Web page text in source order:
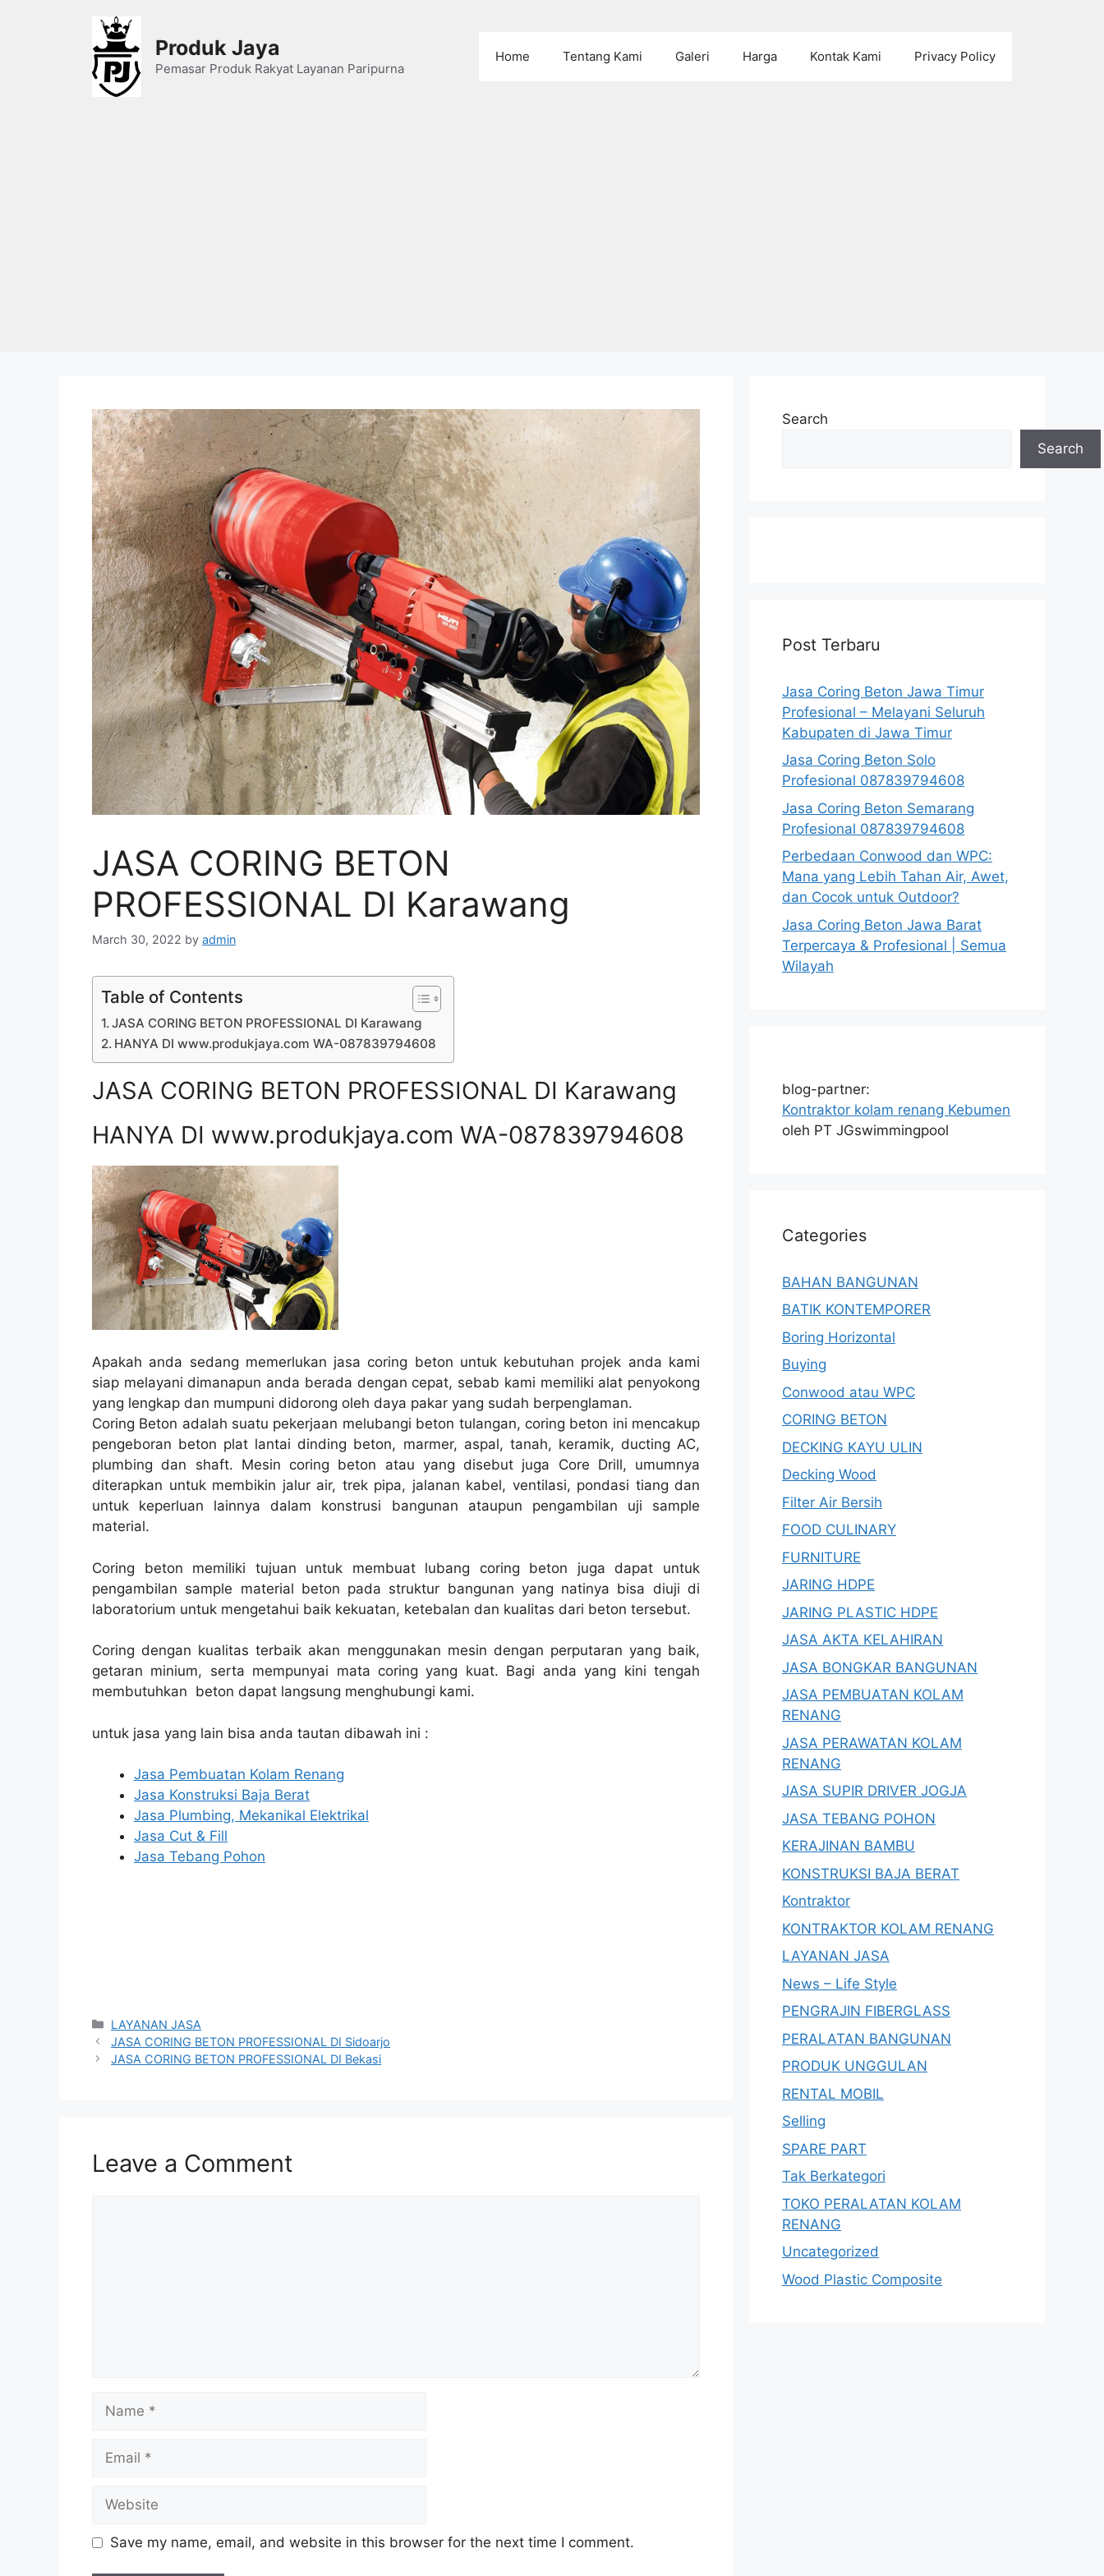
Produk Jaya
Pemasar Produk Rakyat Layanan Paripurna
Home Tentang Kami Galeri Harga Kontak Kami Privacy Policy
JASA CORING BETON
PROFESSIONAL DI Karawang
March 30, 2022 by admin
Table of Contents
JASA CORING BETON PROFESSIONAL DI Karawang
HANYA DI www.produkjaya.com WA-087839794608
JASA CORING BETON PROFESSIONAL DI Karawang
HANYA DI www.produkjaya.com WA-087839794608
Apakah anda sedang memerlukan jasa coring beton untuk kebutuhan projek anda kami
siap melayani dimanapun anda berada dengan cepat, sebab kami memiliki alat penyokong
yang lengkap dan mumpuni didorong oleh daya pakar yang sudah berpenglaman.
Coring Beton adalah suatu pekerjaan melubangi beton tulangan, coring beton ini mencakup
pengeboran beton plat lantai dinding beton, marmer, aspal, tanah, keramik, ducting AC,
plumbing dan shaft. Mesin coring beton atau yang disebut juga Core Drill, umumnya
diterapkan untuk membikin jalur air, trek pipa, jalanan kabel, ventilasi, pondasi tiang dan
untuk keperluan lainnya dalam konstrusi bangunan ataupun pengambilan uji sample
material.
Coring beton memiliki tujuan untuk membuat lubang coring beton juga dapat untuk
pengambilan sample material beton pada struktur bangunan yang natinya bisa diuji di
laboratorium untuk mengetahui baik kekuatan, ketebalan dan kualitas dari beton tersebut.
Coring dengan kualitas terbaik akan menggunakan mesin dengan perputaran yang baik,
getaran minium, serta mempunyai mata coring yang kuat. Bagi anda yang kini tengah
membutuhkan beton dapat langsung menghubungi kami.
untuk jasa yang lain bisa anda tautan dibawah ini :
Jasa Pembuatan Kolam Renang
Jasa Konstruksi Baja Berat
Jasa Plumbing, Mekanikal Elektrikal
Jasa Cut & Fill
Jasa Tebang Pohon
Categories
LAYANAN JASA
JASA CORING BETON PROFESSIONAL DI Sidoarjo
JASA CORING BETON PROFESSIONAL DI Bekasi
Leave a Comment
Save my name, email, and website in this browser for the next time I comment.
Search
Search
Post Terbaru
Jasa Coring Beton Jawa Timur
Profesional – Melayani Seluruh
Kabupaten di Jawa Timur
Jasa Coring Beton Solo
Profesional 087839794608
Jasa Coring Beton Semarang
Profesional 087839794608
Perbedaan Conwood dan WPC:
Mana yang Lebih Tahan Air, Awet,
dan Cocok untuk Outdoor?
Jasa Coring Beton Jawa Barat
Terpercaya & Profesional | Semua
Wilayah
blog-partner:
Kontraktor kolam renang Kebumen
oleh PT JGswimmingpool
Categories
BAHAN BANGUNAN
BATIK KONTEMPORER
Boring Horizontal
Buying
Conwood atau WPC
CORING BETON
DECKING KAYU ULIN
Decking Wood
Filter Air Bersih
FOOD CULINARY
FURNITURE
JARING HDPE
JARING PLASTIC HDPE
JASA AKTA KELAHIRAN
JASA BONGKAR BANGUNAN
JASA PEMBUATAN KOLAM
RENANG
JASA PERAWATAN KOLAM
RENANG
JASA SUPIR DRIVER JOGJA
JASA TEBANG POHON
KERAJINAN BAMBU
KONSTRUKSI BAJA BERAT
Kontraktor
KONTRAKTOR KOLAM RENANG
LAYANAN JASA
News – Life Style
PENGRAJIN FIBERGLASS
PERALATAN BANGUNAN
PRODUK UNGGULAN
RENTAL MOBIL
Selling
SPARE PART
Tak Berkategori
TOKO PERALATAN KOLAM
RENANG
Uncategorized
Wood Plastic Composite